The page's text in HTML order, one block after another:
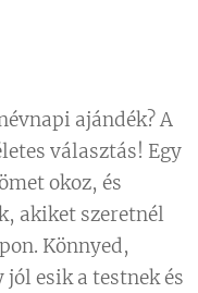
ajándék? A
választás! Egy
okoz, és
akiket szeretnél
Könnyed,
esik a testnek és